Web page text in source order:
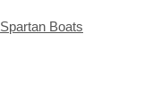
Spartan Boats